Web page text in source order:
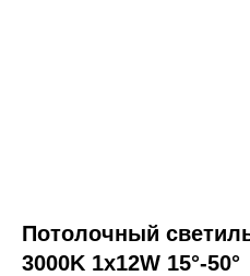
Потолочный
3000K 1x12W 15°-50°